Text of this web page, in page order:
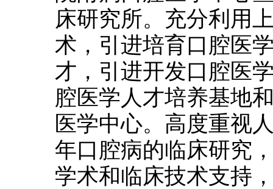
床研究所。充分利用
术，引进培育口腔医
才，引进开发口腔医
腔医学人才培养基地
医学中心。高度重视
年口腔病的临床研究
学术和临床技术支持